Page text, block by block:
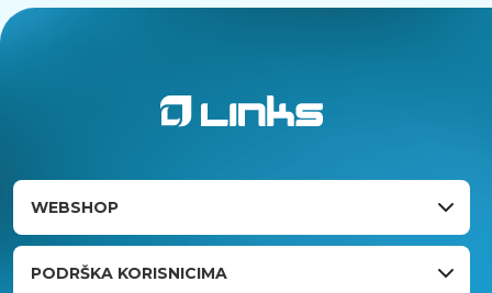
WEBSHOP
PODRŠKA KORISNICIMA